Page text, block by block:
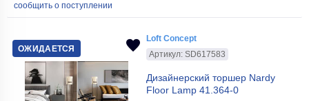
сообщить о поступлении
ОЖИДАЕТСЯ
Loft Concept
Артикул: SD617583
Дизайнерский торшер Nardy
Floor Lamp 41.364-0